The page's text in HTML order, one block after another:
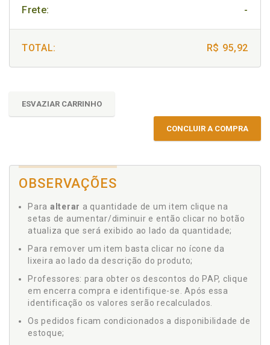
Frete: -
TOTAL: R$ 95,92
ESVAZIAR CARRINHO
CONCLUIR A COMPRA
OBSERVAÇÕES
Para alterar a quantidade de um item clique na
setas de aumentar/diminuir e então clicar no botão
atualiza que será exibido ao lado da quantidade;
Para remover um item basta clicar no ícone da
lixeira ao lado da descrição do produto;
Professores: para obter os descontos do PAP, clique
em encerra compra e identifique-se. Após essa
identificação os valores serão recalculados.
Os pedidos ficam condicionados a disponibilidade de
estoque;